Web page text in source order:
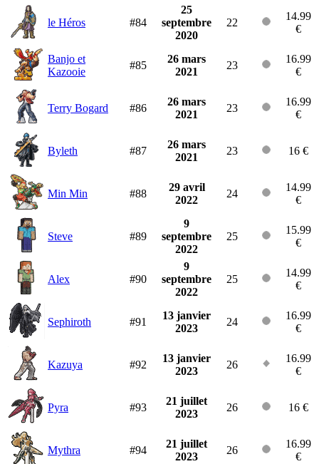
le Héros #84
25
septembre
2020
22
14.99
€
Banjo et
Kazooie
#85
26 mars
2021
23
16.99
€
Terry Bogard #86
26 mars
2021
23
16.99
€
Byleth #87
26 mars
2021
23 16 €
Min Min #88
29 avril
2022
24
14.99
€
Steve #89
9
septembre
2022
25
15.99
€
Alex #90
9
septembre
2022
25
14.99
€
Sephiroth #91
13 janvier
2023
24
16.99
€
Kazuya #92
13 janvier
2023
26
16.99
€
Pyra #93
21 juillet
2023
26 16 €
Mythra #94
21 juillet
2023
26
16.99
€